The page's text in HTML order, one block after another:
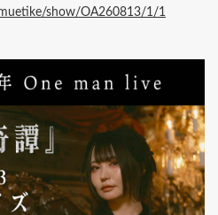
show/OA260813/1/1